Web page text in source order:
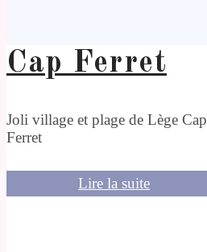
Cap Ferret
Joli village et plage de Lège Cap
Ferret
Lire la suite